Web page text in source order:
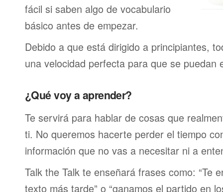
fácil si saben algo de vocabulario
básico antes de empezar.
Debido a que está dirigido a principiantes,
una velocidad perfecta para que se puedan
¿Qué voy a aprender?
Te servirá para hablar de cosas que
ti. No queremos hacerte perder el tiempo
información que no vas a necesitar ni a
Talk the Talk te enseñará frases como: “Te
texto más tarde” o “ganamos el partido en